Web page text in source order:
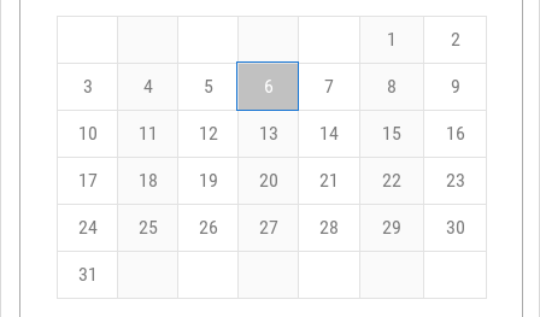
1 2
3 4 5 6 7 8 9
10 11 12 13 14 15 16
17 18 19 20 21 22 23
24 25 26 27 28 29 30
31